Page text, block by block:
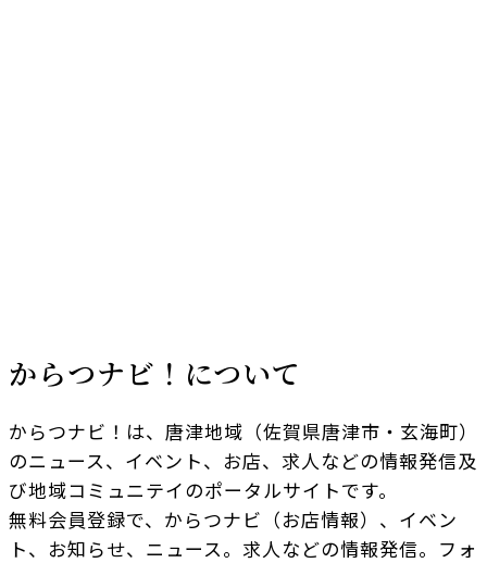
からつナビ！について
からつナビ！は、唐津地域（佐賀県唐津市・玄海町）
のニュース、イベント、お店、求人などの情報発信及
び地域コミュニテイのポータルサイトです。
無料会員登録で、からつナビ（お店情報）、イベン
ト、お知らせ、ニュース。求人などの情報発信。フォ